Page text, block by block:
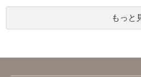
もっと